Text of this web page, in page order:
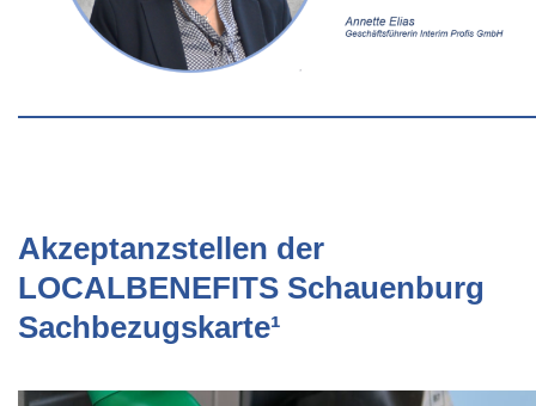
Akzeptanzstellen der
LOCALBENEFITS Schauenburg
Sachbezugskarte¹